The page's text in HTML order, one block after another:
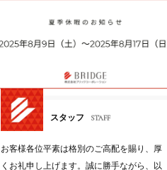
スタッフ STAFF
お客様各位平素は格別のご高配を賜り、厚
くお礼申し上げます。誠に勝手ながら、以